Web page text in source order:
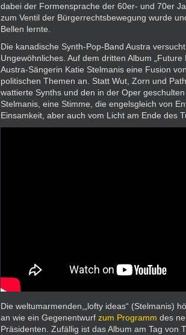
dabei der Formensprache der 60er- und 70er
zum Ventil der Bürgerrechtsbewegung wurde
Bellen lernte.
Die kanadische Synth-Pop-Band Austra
Ungewöhnliches. Auf dem dritten Album „Future
Austra-Sängerin Katie Stelmanis eine Fusion
politischen Themen an. Statt Wut, Zorn und
wattierte Synths und den in der Oper
Stelmanis, eine Stimme, die engelsgleich von
Einsamkeit, aber auch vom Licht am Ende des
Die weltumarmenden,„lofty ideas“ (Stelmanis)
an wie ein Gegenentwurf zum Programm des
Präsidenten. Zufällig ist das Album am Tag von